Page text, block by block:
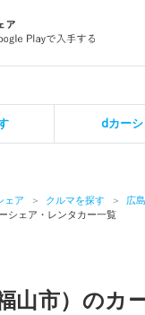
dカー
ェア クルマを探す 広
シェア・レンタカー一覧
山市）のカ
カーシェア